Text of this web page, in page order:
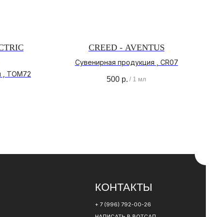
, TOM72
CREED - AVENTUS
Сувенирная продукция , CR07
500 р. / 1 мл